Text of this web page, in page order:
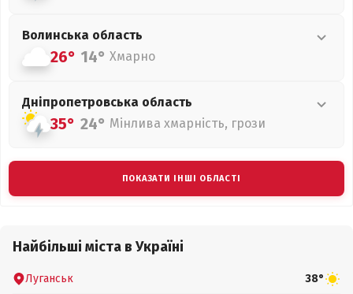
Волинська область
26° 14° Хмарно
Дніпропетровська область
35° 24° Мінлива хмарність, грози
ПОКАЗАТИ ІНШІ ОБЛАСТІ
Найбільші міста в Україні
Луганськ 38°